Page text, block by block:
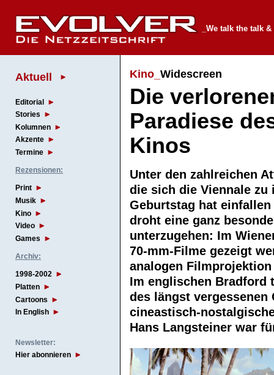
_We talk the talk
Aktuell
Editorial
Stories
Kolumnen
Akzente
Termine
Rezensionen:
Print
Musik
Kino
Video
Games
Archiv:
1998-2002
Platten
Cartoons
In English
Newsletter:
Hier abonnieren
Kino_ Widescreen
Die
Paradiese
Kinos
Unter den zahlreichen
die sich die Viennale zu
Geburtstag hat einfallen
droht eine ganz
unterzugehen: Im
70-mm-Filme gezeigt
analogen
Im englischen Bradford
des längst vergessenen
cineastisch-
Hans Langsteiner war